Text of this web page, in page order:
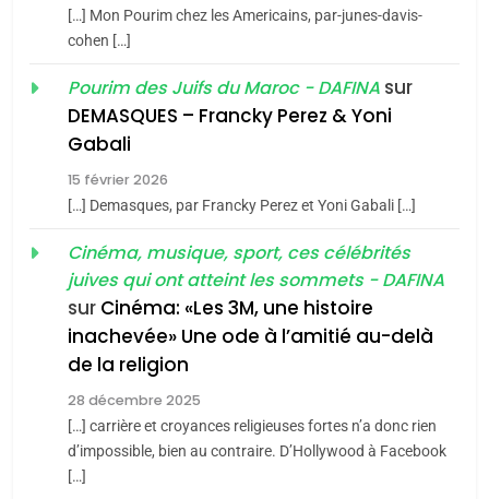
«Tu dis génocide, je dis
guerre»: La nouvelle
Tout sur la Nostalgie
SOUVENIRS
l’alliance pourrait
s’étendre à 13 pays
d’Amérique latine
ISRAÉL JUDAISME
[…] Mon Pourim chez les Americains, par-junes-davis-
cohen […]
Pourim des Juifs du Maroc - DAFINA sur
DEMASQUES – Francky Perez & Yoni
Gabali
15 février 2026
[…] Demasques, par Francky Perez et Yoni Gabali […]
Cinéma, musique, sport, ces célébrités
juives qui ont atteint les sommets - DAFINA
sur Cinéma: «Les 3M, une histoire
inachevée» Une ode à l’amitié au-delà
de la religion
28 décembre 2025
[…] carrière et croyances religieuses fortes n’a donc rien
d’impossible, bien au contraire. D’Hollywood à Facebook
[…]
2025, l’année la plus
d’ADL contre
l’antisémitisme
FRANCE ISRAÉL
POURQUOI JE REVENDIQUE
Zrihen-Dvir
CE QUI NOUS MANQUE –
Jacques Hadida
JUDAISME
Maroc : Les amandes de